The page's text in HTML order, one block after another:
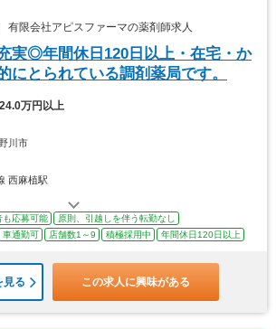
限会社アピスファーマの薬剤師求人
実◎年間休日120日以上・在宅・か
にとられている調剤薬局です。
24.0万円以上
川市
西麻植駅
も応募可能
原則、引越しを伴う転勤なし
車通勤可 店舗数1～9 積極採用中 年間休日120日以上
見る この求人に興味がある